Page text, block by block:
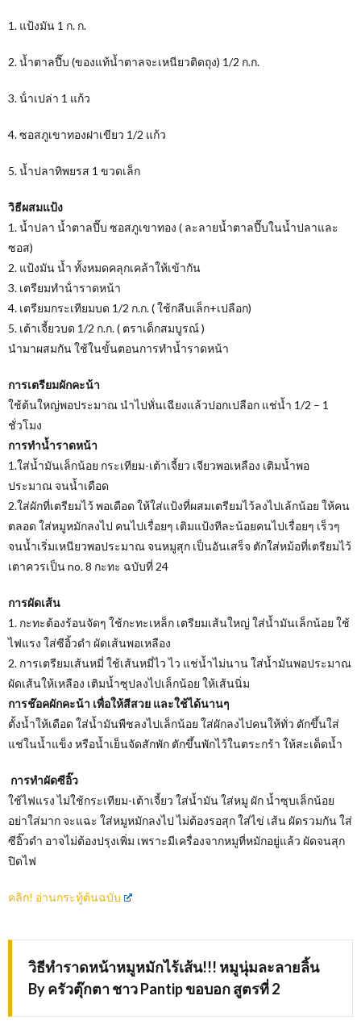
1. แป้งมัน 1 ก. ก.
2. น้ำตาลปี๊บ (ของแท้น้ำตาลจะเหนียวติดถุง) 1/2 ก.ก.
3. น้ําเปล่า 1 แก้ว
4. ซอสภูเขาทองฝาเขียว 1/2 แก้ว
5. น้ำปลาทิพยรส 1 ขวดเล็ก
วิธีผสมแป้ง
1. น้ำปลา น้ำตาลปี๊บ ซอสภูเขาทอง ( ละลายน้ำตาลปี๊บในน้ำปลาและ
ซอส)
2. แป้งมัน น้ำ ทั้งหมดคลุกเคล้าให้เข้ากัน
3. เตรียมทําน้ําราดหน้า
4. เตรียมกระเทียมบด 1/2 ก.ก. ( ใช้กลีบเล็ก+เปลือก)
5. เต้าเจี้ยวบด 1/2 ก.ก. ( ตราเด็กสมบูรณ์ )
นำมาผสมกัน ใช้ในขั้นตอนการทำน้ำราดหน้า
การเตรียมผักคะน้า
ใช้ต้นใหญ่พอประมาณ นำไปหั่นเฉียงแล้วปอกเปลือก แช่น้ำ 1/2 – 1
ชั่วโมง
การทำน้ำราดหน้า
1.ใส่น้ำมันเล็กน้อย กระเทียม-เต้าเจี้ยว เจียวพอเหลือง เติมน้ำพอ
ประมาณ จนน้ำเดือด
2.ใส่ผักที่เตรียมไว้ พอเดือด ให้ใส่แป้งที่ผสมเตรียมไว้ลงไปเล้กน้อย ให้คน
ตลอด ใส่หมูหมักลงไป คนไปเรื่อยๆ เติมแป้งทีละน้อยคนไปเรื่อยๆ เร็วๆ
จนน้ำเริ่มเหนียวพอประมาณ จนหมูสุก เป็นอันเสร็จ ตักใส่หม้อที่เตรียมไว้
เตาควรเป็น no. 8 กะทะ ฉบับที่ 24
การผัดเส้น
1. กะทะต้องร้อนจัดๆ ใช้กะทะเหล็ก เตรียมเส้นใหญ่ ใส่น้ำมันเล็กน้อย ใช้
ไฟแรง ใส่ซีอิ้วดำ ผัดเส้นพอเหลือง
2. การเตรียมเส้นหมี่ ใช้เส้นหมี่ไว ไว แช่น้ำไม่นาน ใส่น้ำมันพอประมาณ
ผัดเส้นให้เหลือง เติมน้ำซุปลงไปเล็กน้อย ให้เส้นนิ่ม
การช๊อคผักคะน้า เพื่อให้สีสวย และใช้ได้นานๆ
ตั้งน้ำให้เดือด ใส่น้ำมันพืชลงไปเล็กน้อย ใส่ผักลงไปคนให้ทั่ว ตักขึ้นใส่
แช่ในน้ำแข็ง หรือน้ำเย็นจัดสักพัก ตักขึ้นพักไว้ในตระกร้า ให้สะเด็ดน้ำ
การทำผัดซีอิ๊ว
ใช้ไฟแรง ไม่ใช้กระเทียม-เต้าเจี้ยว ใส่น้ำมัน ใส่หมู ผัก น้ำซุบเล็กน้อย
อย่าใส่มาก จะแฉะ ใส่หมูหมักลงไป ไม่ต้องรอสุก ใส่ไข่ เส้น ผัดรวมกัน ใส่
ซีอิ๊วดำ อาจไม่ต้องปรุงเพิ่ม เพราะมีเครื่องจากหมูที่หมักอยู่แล้ว ผัดจนสุก
ปิดไฟ
คลิก! อ่านกระทู้ต้นฉบับ
วิธีทำราดหน้าหมูหมักไร้เส้น!!! หมูนุ่มละลายลิ้น
By ครัวตุ๊กตา ชาว Pantip ขอบอก สูตรที่ 2